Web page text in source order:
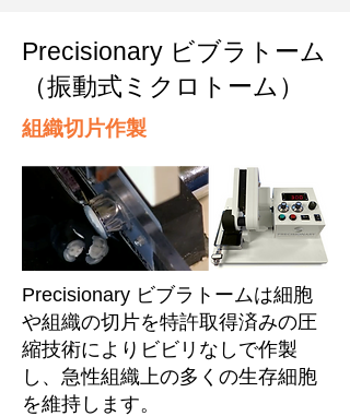
Precisionary ビブラトーム
（振動式ミクロトーム）
組織切片作製
Precisionary ビブラトームは細胞
や組織の切片を特許取得済みの圧
縮技術によりビビリなしで作製
し、急性組織上の多くの生存細胞
を維持します。